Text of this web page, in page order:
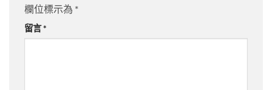
欄位標示為 *
留言*